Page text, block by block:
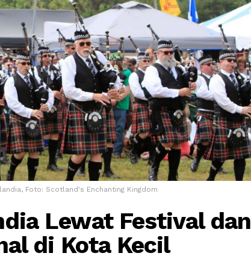
Foto: Scotland's Enchanting Kingdom
Lewat Festival dan
di Kota Kecil